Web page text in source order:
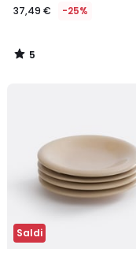
37,49 € -25%
5
/
Saldi